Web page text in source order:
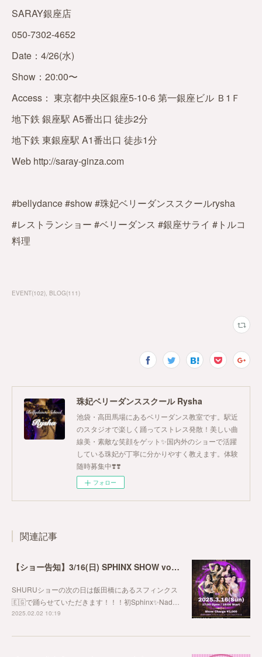
SARAY銀座店
050-7302-4652
Date：4/26(水)
Show：20:00〜
Access： 東京都中央区銀座5-10-6 第一銀座ビル Ｂ1Ｆ
地下鉄 銀座駅 A5番出口 徒歩2分
地下鉄 東銀座駅 A1番出口 徒歩1分
Web http://saray-ginza.com
#bellydance #show #珠妃ベリーダンススクールrysha
#レストランショー #ベリーダンス #銀座サライ #トルコ
料理
EVENT(102) BLOG(111)
珠妃ベリーダンススクール Rysha
池袋・高田馬場にあるベリーダンス教室です。駅近
のスタジオで楽しく踊ってストレス発散！美しい曲
線美・素敵な笑顔をゲット✨国内外のショーで活躍
している珠妃が丁寧に分かりやすく教えます。体験
随時募集中❣️❣️
フォロー
関連記事
【ショー告知】3/16(日) SPHINX SHOW vol.4
SHURUショーの次の日は飯田橋にあるスフィンクス
🇪🇬で踊らせていただきます！！！初Sphinx✨Nad…
2025.02.02 10:19